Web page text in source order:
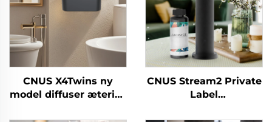
CNUS X4Twins ny
model diffuser æterisk
CNUS Stream2 Private
Label